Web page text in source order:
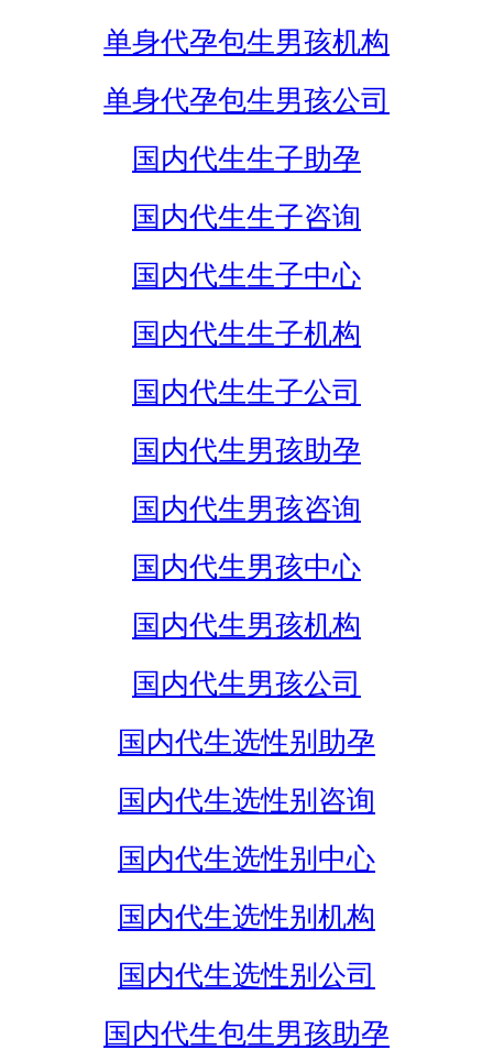
单身代孕包生男孩机构
单身代孕包生男孩公司
国内代生生子助孕
国内代生生子咨询
国内代生生子中心
国内代生生子机构
国内代生生子公司
国内代生男孩助孕
国内代生男孩咨询
国内代生男孩中心
国内代生男孩机构
国内代生男孩公司
国内代生选性别助孕
国内代生选性别咨询
国内代生选性别中心
国内代生选性别机构
国内代生选性别公司
国内代生包生男孩助孕